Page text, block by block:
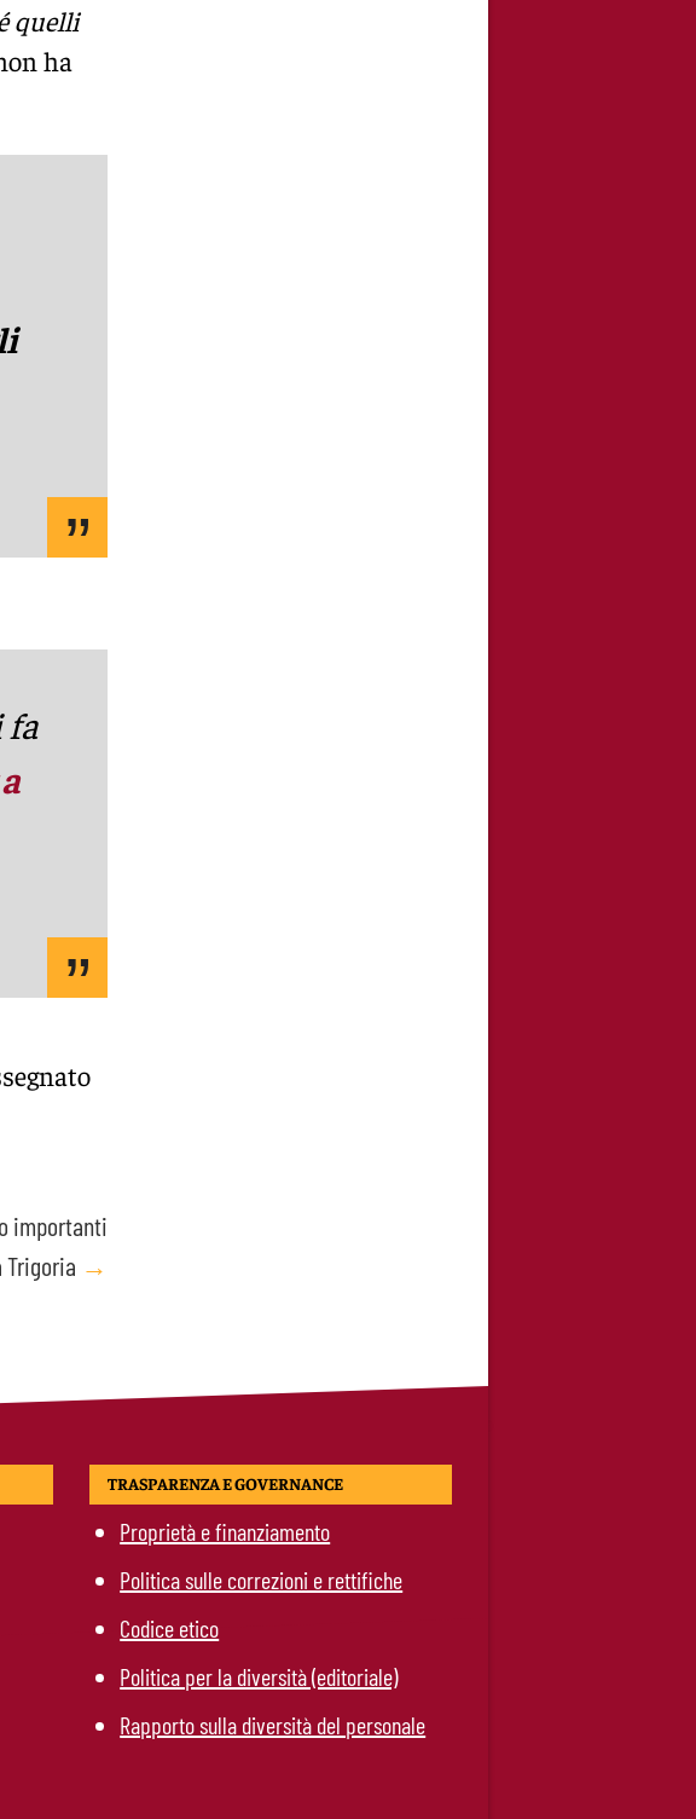
quelli
ha
fa
importanti
Trigoria →
TRASPARENZA E GOVERNANCE
Proprietà e finanziamento
Politica sulle correzioni e rettifiche
Codice etico
Politica per la diversità (editoriale)
Rapporto sulla diversità del personale